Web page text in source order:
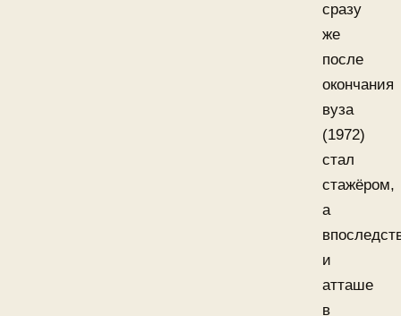
сразу
же
после
окончания
вуза
(1972)
стал
стажёром,
а
и
атташе
в